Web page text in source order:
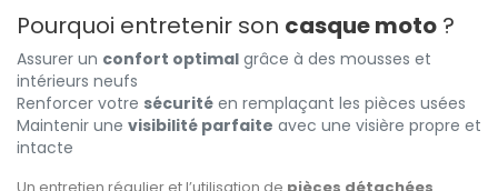
Pourquoi entretenir son casque moto ?
Assurer un confort optimal grâce à des mousses et
intérieurs neufs
Renforcer votre sécurité en remplaçant les pièces usées
Maintenir une visibilité parfaite avec une visière propre et
intacte